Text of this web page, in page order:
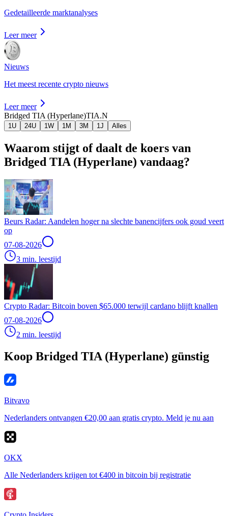
Gedetailleerde marktanalyses
Leer meer
Nieuws
Het meest recente crypto nieuws
Leer meer
Bridged TIA (Hyperlane)TIA.N
1U 24U 1W 1M 3M 1J Alles
Waarom stijgt of daalt de koers van
Bridged TIA (Hyperlane) vandaag?
Beurs Radar: Aandelen hoger na slechte banencijfers ook goud veert
op
07-08-2026
3 min. leestijd
Crypto Radar: Bitcoin boven $65.000 terwijl cardano blijft knallen
07-08-2026
2 min. leestijd
Koop Bridged TIA (Hyperlane) günstig
Bitvavo
Nederlanders ontvangen €20,00 aan gratis crypto. Meld je nu aan
OKX
Alle Nederlanders krijgen tot €400 in bitcoin bij registratie